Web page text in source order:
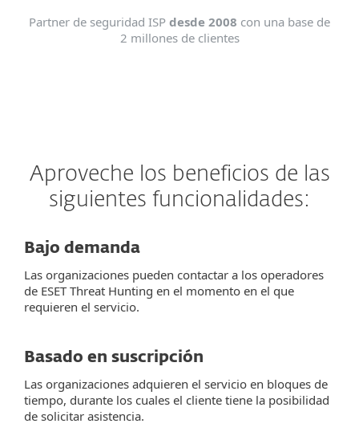
Partner de seguridad ISP desde 2008 con una base de
2 millones de clientes
Aproveche los beneficios de las
siguientes funcionalidades:
Bajo demanda
Las organizaciones pueden contactar a los operadores
de ESET Threat Hunting en el momento en el que
requieren el servicio.
Basado en suscripción
Las organizaciones adquieren el servicio en bloques de
tiempo, durante los cuales el cliente tiene la posibilidad
de solicitar asistencia.